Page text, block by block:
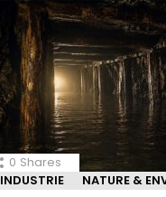
0 Shares
INDUSTRIE
NATURE &